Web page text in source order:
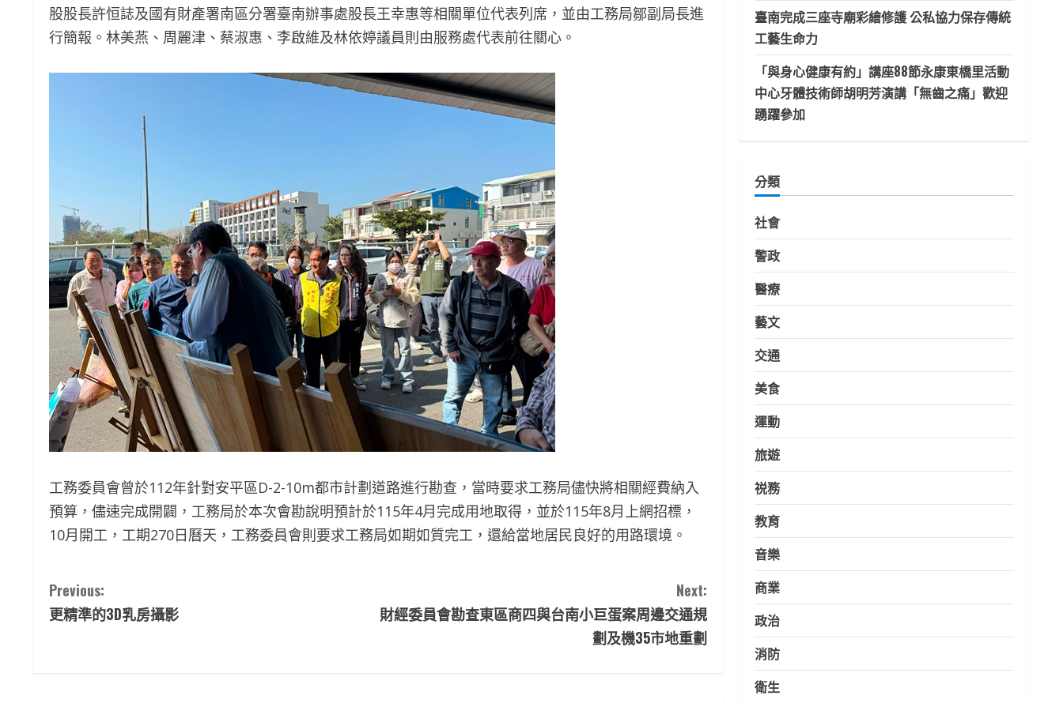
股股長許恒誌及國有財產署南區分署臺南辦事處股長王幸惠等相關單位代表列席，並由工務局鄒副局長進
行簡報。林美燕、周麗津、蔡淑惠、李啟維及林依婷議員則由服務處代表前往關心。
工務委員會曾於112年針對安平區D-2-10m都市計劃道路進行勘查，當時要求工務局儘快將相關經費納入
預算，儘速完成開闢，工務局於本次會勘說明預計於115年4月完成用地取得，並於115年8月上網招標，
10月開工，工期270日曆天，工務委員會則要求工務局如期如質完工，還給當地居民良好的用路環境。
C
o
Previous:
更精準的3D乳房攝影
Next:
財經委員會勘查東區商四與台南小巨蛋案周邊交通規
劃及機35市地重劃
臺南完成三座寺廟彩繪修護 公私協力保存傳統
工藝生命力
「與身心健康有約」講座88節永康東橋里活動
中心牙體技術師胡明芳演講「無齒之痛」歡迎
踴躍參加
分類
社會
警政
醫療
藝文
交通
美食
運動
旅遊
祱務
教育
音樂
商業
政治
消防
衛生